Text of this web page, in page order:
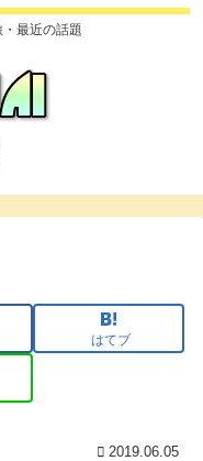
最近の話題
はてブ
2019.06.05